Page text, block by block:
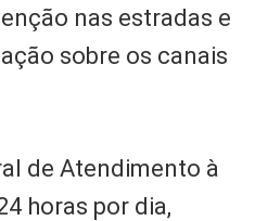
nas estradas e
sobre os canais
de Atendimento à
horas por dia,